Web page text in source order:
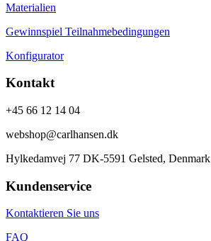
Materialien
Gewinnspiel Teilnahmebedingungen
Konfigurator
Kontakt
+45 66 12 14 04
webshop@carlhansen.dk
Hylkedamvej 77 DK-5591 Gelsted, Denmark
Kundenservice
Kontaktieren Sie uns
FAQ